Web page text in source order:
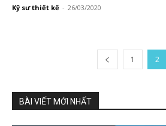
Kỹ sư thiết kế - 26/03/2020
1 2
BÀI VIẾT MỚI NHẤT